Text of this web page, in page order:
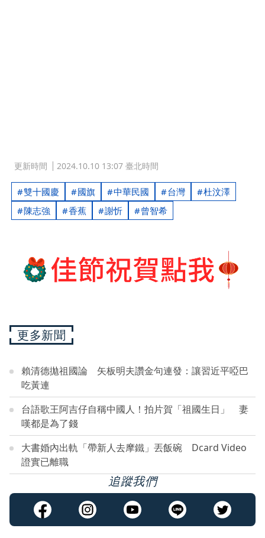
更新時間 2024.10.10 13:07 臺北時間
雙十國慶 國旗 中華民國 台灣
杜汶澤
陳志強
香蕉 謝忻 曾智希
更多新聞
賴清德拋祖國論 矢板明夫讚金句連發：讓習近平啞巴
吃黃連
台語歌王阿吉仔自稱中國人！拍片賀「祖國生日」 妻
嘆都是為了錢
大書婚內出軌「帶新人去摩鐵」丟飯碗 Dcard Video
證實已離職
追蹤我們